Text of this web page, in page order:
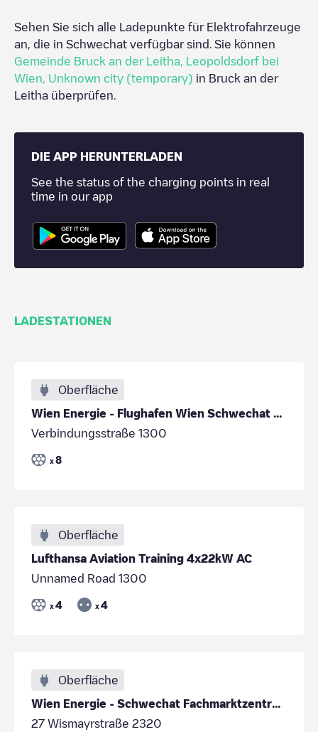
Sehen Sie sich alle Ladepunkte für Elektrofahrzeuge
an, die in Schwechat verfügbar sind. Sie können
Gemeinde Bruck an der Leitha
Leopoldsdorf bei
Wien
Unknown city (temporary) in Bruck an der
Leitha überprüfen.
DIE APP HERUNTERLADEN
See the status of the charging points in real
time in our app
LADESTATIONEN
Oberfläche
Wien Energie - Flughafen Wien Schwechat Parkplatz
Verbindungsstraße 1300
x 8
Oberfläche
Lufthansa Aviation Training 4x22kW AC
Unnamed Road 1300
x 4 x 4
Oberfläche
Wien Energie - Schwechat Fachmarktzentrum Station
27 Wismayrstraße 2320